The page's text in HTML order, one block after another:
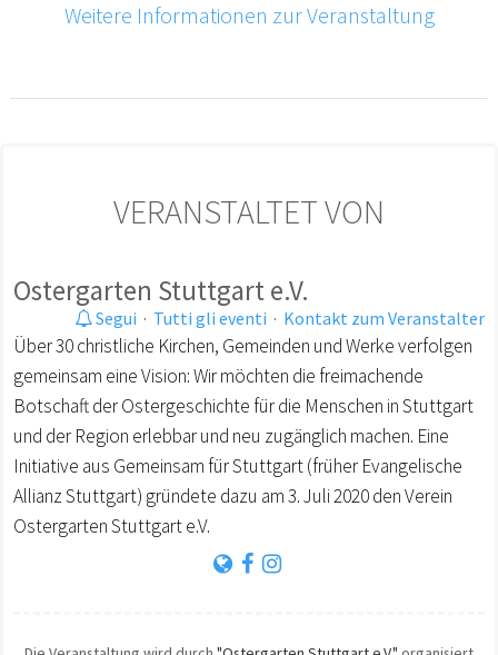
Weitere Informationen zur Veranstaltung
VERANSTALTET VON
Ostergarten Stuttgart e.V.
Segui · Tutti gli eventi · Kontakt zum Veranstalter
Über 30 christliche Kirchen, Gemeinden und Werke verfolgen
gemeinsam eine Vision: Wir möchten die freimachende
Botschaft der Ostergeschichte für die Menschen in Stuttgart
und der Region erlebbar und neu zugänglich machen. Eine
Initiative aus Gemeinsam für Stuttgart (früher Evangelische
Allianz Stuttgart) gründete dazu am 3. Juli 2020 den Verein
Ostergarten Stuttgart e.V.